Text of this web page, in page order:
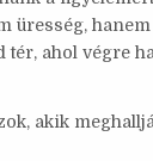
üresség,
tér, ahol végre
akik